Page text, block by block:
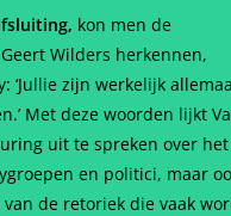
kon men de
Wilders herkennen,
‘Jullie zijn werkelijk
Met deze woorden lijkt
uit te spreken over
en politici, maar
de retoriek die vaak